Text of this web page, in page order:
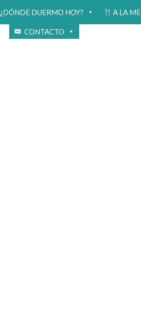
¿DÓNDE DUERMO HOY? A LA
CONTACTO